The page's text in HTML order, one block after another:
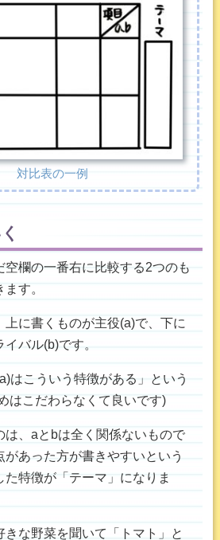
対比表の一例
空欄の一番右に比較する2つのも
す。
上に書くものが主役(a)で、下に
バル(b)です。
はこういう特徴がある」という
はこだわらなくて良いです)
は、aとbは全く関係ないもので
あった方が書きやすいという
特徴が「テーマ」になりま
きな野菜を聞いて「トマト」と